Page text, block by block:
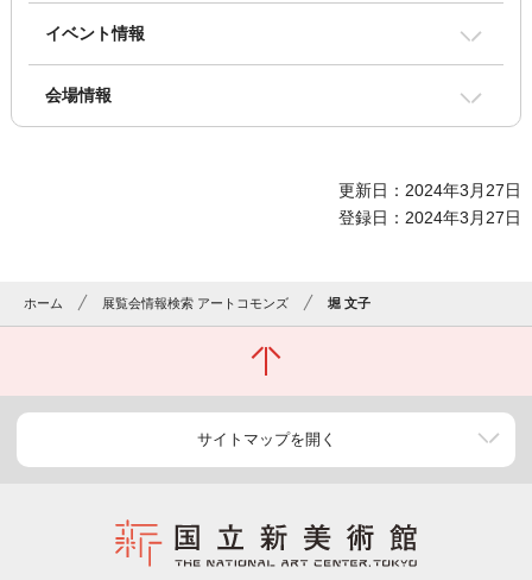
イベント情報
会場情報
更新日：2024年3月27日
登録日：2024年3月27日
ホーム 展覧会情報検索 アートコモンズ 堀 文子
サイトマップを開く